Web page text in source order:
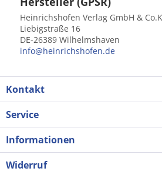
Heinrichshofen Verlag GmbH &
Liebigstraße 16
DE-26389 Wilhelmshaven
info@heinrichshofen.de
Kontakt
Service
Informationen
Widerruf